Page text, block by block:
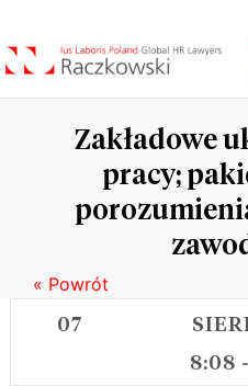
Zakładowe
pracy;
« Powrót
07
8:08 -